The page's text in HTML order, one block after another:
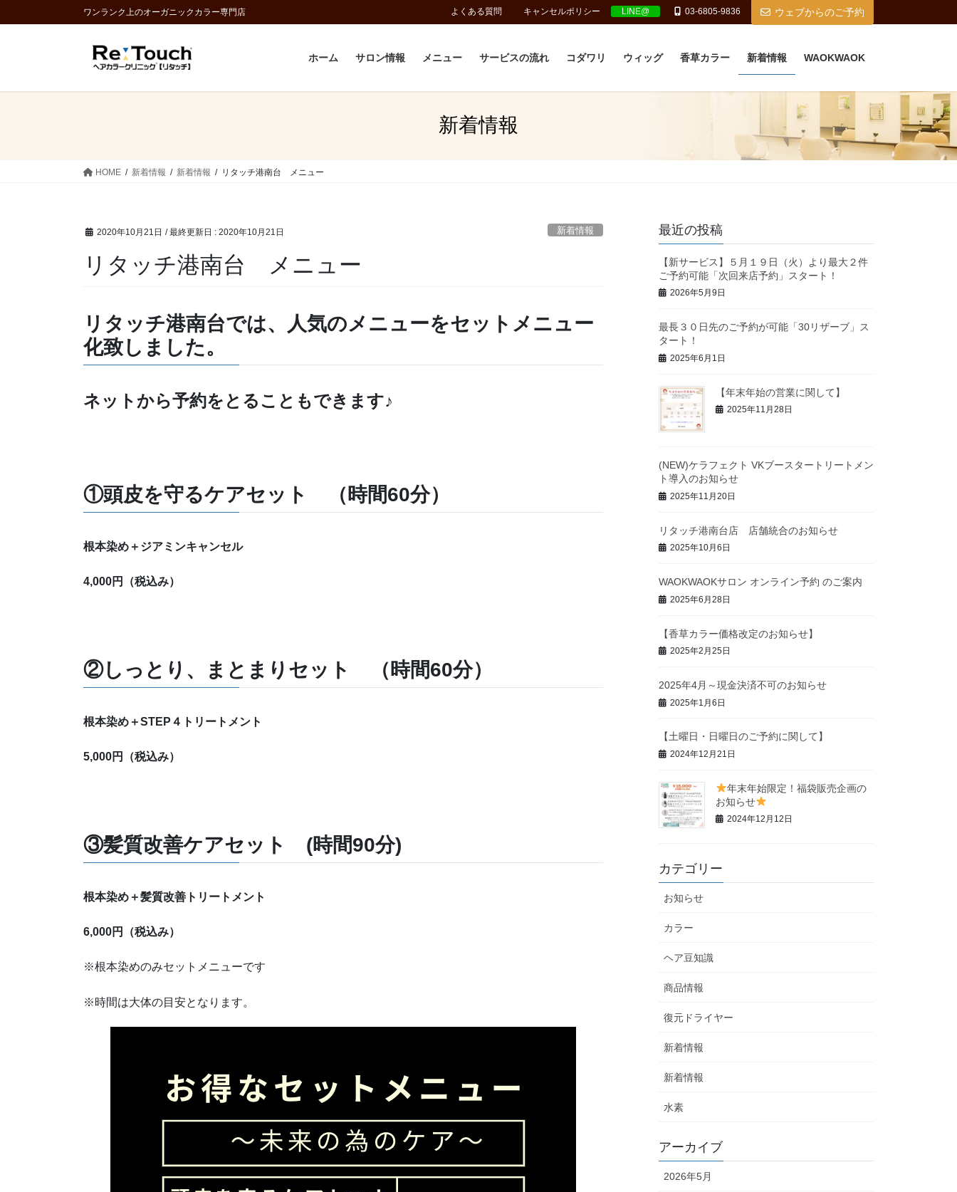
ン
に
ビ
ョ
ワンランク上のオーガニックカラー専門店 よくある質問 キャンセルポリシー LINE@ 03-6805-9836 ウェブからのご予約
ホーム サロン情報 メニュー サービスの流れ コダワリ ウィッグ 香草カラー 新着情報 WAOKWAOK
新着情報
HOME 新着情報 新着情報 リタッチ港南台 メニュー
2020年10月21日 / 最終更新日 : 2020年10月21日 新着情報
リタッチ港南台 メニュー
リタッチ港南台では、人気のメニューをセットメニュー
化致しました。
ネットから予約をとることもできます♪
①頭皮を守るケアセット （時間60分）
根本染め＋ジアミンキャンセル
4,000円（税込み）
②しっとり、まとまりセット （時間60分）
根本染め＋STEP４トリートメント
5,000円（税込み）
③髪質改善ケアセット (時間90分)
根本染め＋髪質改善トリートメント
6,000円（税込み）
※根本染めのみセットメニューです
※時間は大体の目安となります。
最近の投稿
【新サービス】５月１９日（火）より最大２件
ご予約可能「次回来店予約」スタート！
2026年5月9日
最長３０日先のご予約が可能「30リザーブ」ス
タート！
2025年6月1日
【年末年始の営業に関して】
2025年11月28日
(NEW)ケラフェクト VKブースタートリートメン
ト導入のお知らせ
2025年11月20日
リタッチ港南台店 店舗統合のお知らせ
2025年10月6日
WAOKWAOKサロン オンライン予約 のご案内
2025年6月28日
【香草カラー価格改定のお知らせ】
2025年2月25日
2025年4月～現金決済不可のお知らせ
2025年1月6日
【土曜日・日曜日のご予約に関して】
2024年12月21日
年末年始限定！福袋販売企画の
お知らせ
2024年12月12日
カテゴリー
お知らせ
カラー
ヘア豆知識
商品情報
復元ドライヤー
新着情報
新着情報
水素
アーカイブ
2026年5月